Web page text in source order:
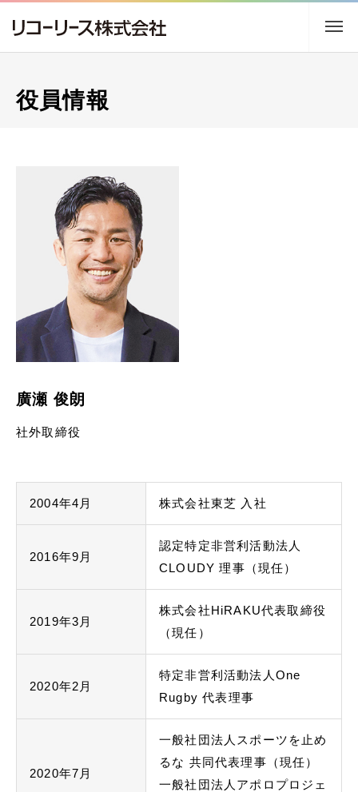
サステナビリティ
株主・投資家情報
採用情報
ニュース
役員情報
廣瀬 俊朗
社外取締役
2004年4月 株式会社東芝 入社
2016年9月
認定特定非営利活動法人
CLOUDY 理事（現任）
2019年3月
株式会社HiRAKU代表取締役
（現任）
2020年2月
特定非営利活動法人One
Rugby 代表理事
2020年7月
一般社団法人スポーツを止め
るな 共同代表理事（現任）
一般社団法人アポロプロジェ